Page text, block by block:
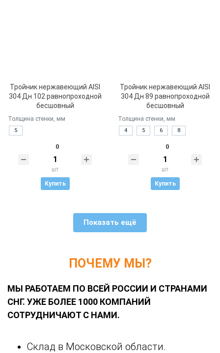
Тройник нержавеющий AISI
304 Дн 102 равнопроходной
бесшовный
Толщина стенки, мм
5
0
шт
Купить
Тройник нержавеющий AISI
304 Дн 89 равнопроходной
бесшовный
Толщина стенки, мм
4 5 6 8
0
шт
Купить
Показать ещё
ПОЧЕМУ МЫ?
МЫ РАБОТАЕМ ПО ВСЕЙ РОССИИ И СТРАНАМИ
СНГ. УЖЕ БОЛЕЕ 1000 КОМПАНИЙ
СОТРУДНИЧАЮТ С НАМИ.
Склад в Московской области.